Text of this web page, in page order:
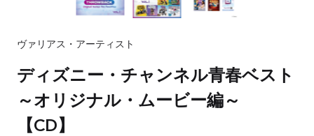
ヴァリアス・アーティスト
ディズニー・チャンネル青春ベスト
～オリジナル・ムービー編～
【CD】